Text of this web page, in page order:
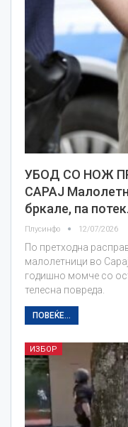
УБОД СО НОЖ
САРАЈ
бркале, па
Плусинфо 12/07/2026
По претходна
малолетници во
годишно момче со
телесна повреда.
ПОВЕЌЕ...
ИЗБОР